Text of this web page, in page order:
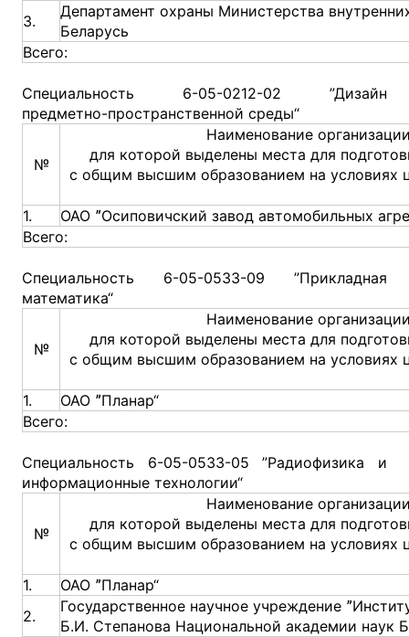
3.
Департамент охраны Министерства
Беларусь
Всего:
Специальность 6-05-0212-02 ”Дизайн
предметно-пространственной среды“
№
Наименование
для которой выделены места для
с общим высшим образованием на условиях
1.
ОАО ˮОсиповичский завод автомобильных
Всего:
Специальность 6-05-0533-09 ”Прикладная
математика“
№
Наименование
для которой выделены места для
с общим высшим образованием на условиях
1.
ОАО ˮПланар“
Всего:
Специальность 6-05-0533-05 ”Радиофизика и
информационные технологии“
№
Наименование
для которой выделены места для
с общим высшим образованием на условиях
1.
ОАО ˮПланар“
2.
Государственное научное учреждение
Б.И. Степанова Национальной академии наук